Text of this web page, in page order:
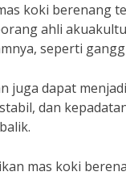
koki berenang
ahli
seperti
juga dapat
dan
mas koki